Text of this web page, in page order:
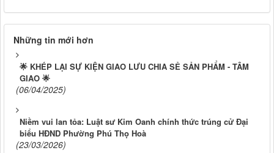
Những tin mới hơn
🌟 KHÉP LẠI SỰ KIỆN GIAO LƯU CHIA SẺ SẢN PHẨM - TÂM
GIAO 🌟
(06/04/2025)
Niềm vui lan tỏa: Luật sư Kim Oanh chính thức trúng cử Đại
biểu HĐND Phường Phú Thọ Hoà
(23/03/2026)